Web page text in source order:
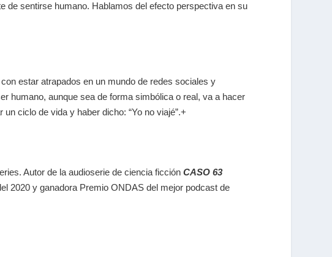
sentirse humano. Hablamos del efecto perspectiva en su
estar atrapados en un mundo de redes sociales y
humano, aunque sea de forma simbólica o real, va a hacer
ciclo de vida y haber dicho: “Yo no viajé”.+
Autor de la audioserie de ciencia ficción CASO 63
2020 y ganadora Premio ONDAS del mejor podcast de